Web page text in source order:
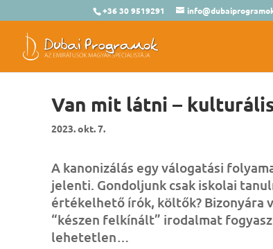
+36 30 9519291
Van mit látni –
2023. okt. 7.
A kanonizálás egy válogatási
jelenti. Gondoljunk csak iskolai
értékelhető írók, költők? Bizonyára
“készen felkínált” irodalmat
lehetetlen…